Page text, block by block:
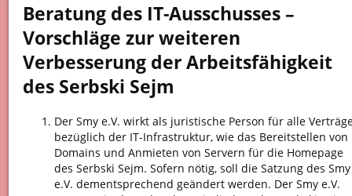
Beratung des IT-Ausschusses –
Vorschläge zur weiteren
Verbesserung der Arbeitsfähigkeit
des Serbski Sejm
Der Smy e.V. wirkt als juristische Person für alle
bezüglich der IT-Infrastruktur, wie das Bereitstellen von
Domains und Anmieten von Servern für die Homepage
des Serbski Sejm. Sofern nötig, soll die Satzung des Smy
e.V. dementsprechend geändert werden. Der Smy e.V.